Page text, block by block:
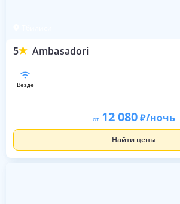
5 Ambasadori
везде
от 12 080 /ночь
Найти цены